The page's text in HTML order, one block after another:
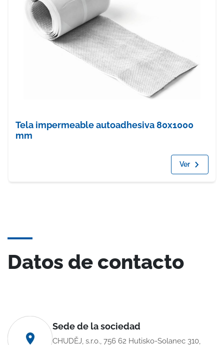
Tela impermeable autoadhesiva 80x1000
mm
Ver
Datos de contacto
Sede de la sociedad
CHUDĚJ, s.r.o., 756 62 Hutisko-Solanec 310,